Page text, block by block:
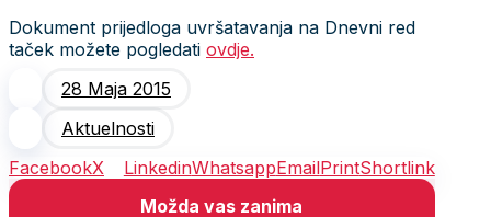
Dokument prijedloga uvršatavanja na Dnevni red
taček možete pogledati ovdje.
28 Maja 2015
Aktuelnosti
FacebookX LinkedinWhatsappEmailPrintShortlink
Možda vas zanima